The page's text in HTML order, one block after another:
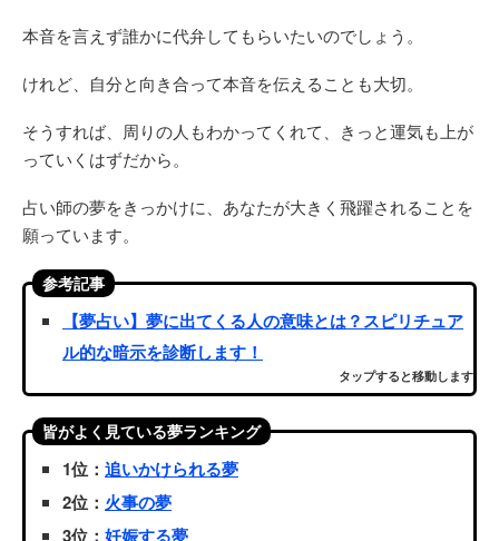
本音を言えず誰かに代弁してもらいたいのでしょう。
けれど、自分と向き合って本音を伝えることも大切。
そうすれば、周りの人もわかってくれて、きっと運気も上が
っていくはずだから。
占い師の夢をきっかけに、あなたが大きく飛躍されることを
願っています。
参考記事
【夢占い】夢に出てくる人の意味とは？スピリチュア
ル的な暗示を診断します！
タップすると移動します
皆がよく見ている夢ランキング
1位： 追いかけられる夢
2位： 火事の夢
3位： 妊娠する夢